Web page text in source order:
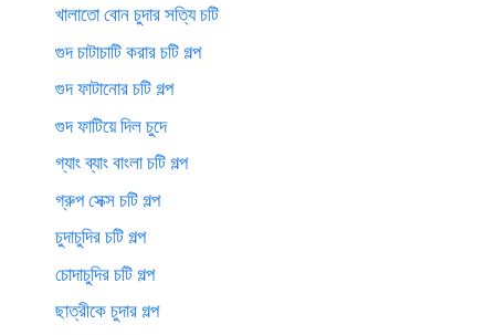
খালাতো বোন চুদার সত্যি চটি
গুদ চাটাচাটি করার চটি গল্প
গুদ ফাটানোর চটি গল্প
গুদ ফাটিয়ে দিল চুদে
গ্যাং ব্যাং বাংলা চটি গল্প
গ্রুপ সেক্স চটি গল্প
চুদাচুদির চটি গল্প
চোদাচুদির চটি গল্প
ছাত্রীকে চুদার গল্প